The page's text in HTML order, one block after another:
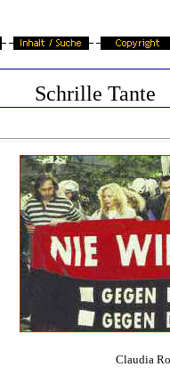
Schrille Tante
Claudia